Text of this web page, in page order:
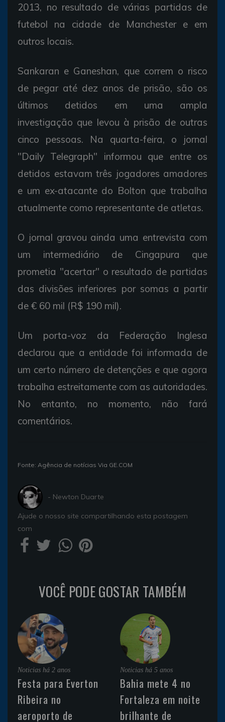
2013, no resultado de várias partidas de
futebol na cidade de Manchester e em
outros locais.
Sankaran e Ganeshan, que correm o risco
de pegar até dez anos de prisão, são os
últimos detidos em uma ampla
investigação que levou à prisão de outras
cinco pessoas. Na quarta-feira, o jornal
"Daily Telegraph" informou que entre os
detidos estavam três jogadores amadores
e um ex-atacante do Bolton que trabalha
atualmente como representante de atletas.
O jornal gravou ainda uma entrevista com
um intermediário de Cingapura que
prometia "acertar" o resultado de partidas
das divisões inferiores por somas a partir
de € 60 mil (R$ 190 mil).
Um porta-voz da Federação Inglesa
declarou que a entidade foi informada de
um certo número de detenções e que agora
trabalha estreitamente com as autoridades.
No entanto, no momento, não fará
comentários.
Fonte: Agência de notícias Via GE.COM
- Newton Duarte
Ajude o nosso site compartilhando esta postagem
com
VOCÊ PODE GOSTAR TAMBÉM
Noticias há 2 anos
Festa para Everton
Ribeira no
aeroporto de
Noticias há 5 anos
Bahia mete 4 no
Fortaleza em noite
brilhante de